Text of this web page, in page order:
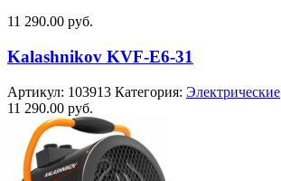
11 290.00 руб.
Kalashnikov KVF-E6-31
Артикул: 103913 Категория: Электрические
11 290.00 руб.